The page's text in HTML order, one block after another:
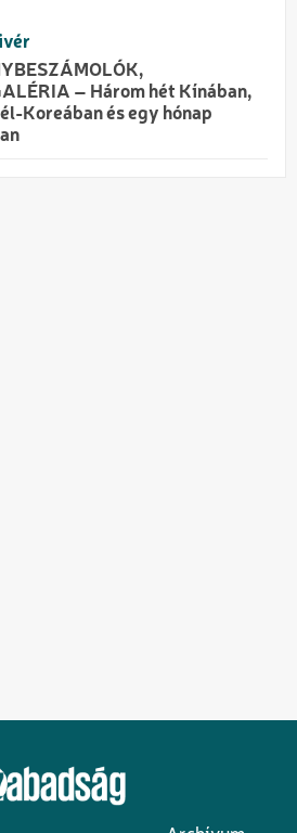
– Három hét Kínában,
Koreában és egy hónap